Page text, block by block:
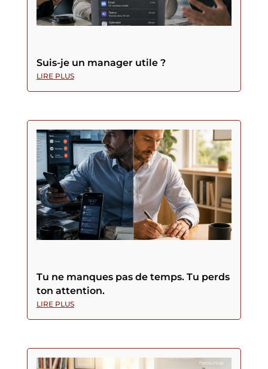
Suis-je un manager utile ?
LIRE PLUS
Tu ne manques pas de temps. Tu perds
ton attention.
LIRE PLUS